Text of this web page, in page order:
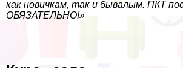
как новичкам, так и бывалым. ПКТ
ОБЯЗАТЕЛЬНО!»